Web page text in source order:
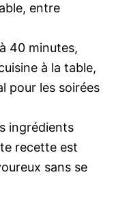
entre
40 minutes,
à la table,
pour les soirées
ingrédients
recette est
sans se